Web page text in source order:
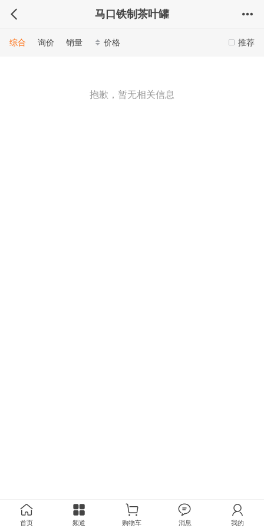
马口铁制茶叶罐
推荐
综合 询价 销量 价格
抱歉，暂无相关信息
首页 频道 购物车 消息 我的